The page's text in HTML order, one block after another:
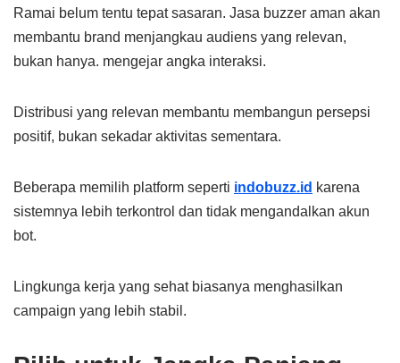
Ramai belum tentu tepat sasaran. Jasa buzzer aman akan
membantu brand menjangkau audiens yang relevan,
bukan hanya. mengejar angka interaksi.
Distribusi yang relevan membantu membangun persepsi
positif, bukan sekadar aktivitas sementara.
Beberapa memilih platform seperti indobuzz.id karena
sistemnya lebih terkontrol dan tidak mengandalkan akun
bot.
Lingkunga kerja yang sehat biasanya menghasilkan
campaign yang lebih stabil.